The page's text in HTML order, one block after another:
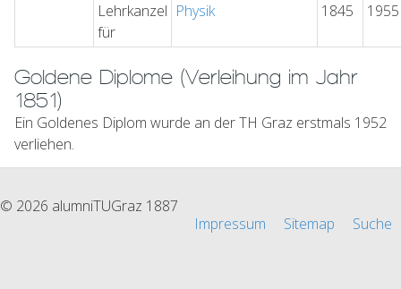
Lehrkanzel
für
Physik 1845 1955
Goldene Diplome (Verleihung im Jahr
1851)
Ein Goldenes Diplom wurde an der TH Graz erstmals 1952
verliehen.
© 2026 alumniTUGraz 1887
Impressum
Sitemap Suche